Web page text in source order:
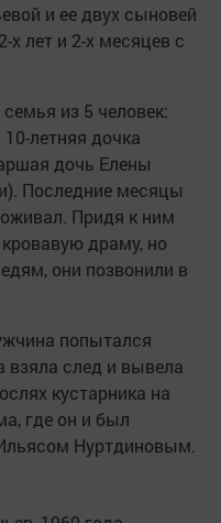
и ее двух сыновей
х лет и 2-х месяцев с
из 5 человек:
летняя дочка
дочь Елены
Последние месяцы
Придя к ним
драму, но
они позвонили в
попытался
взяла след и вывела
кустарника на
где он и был
Нуртдиновым.